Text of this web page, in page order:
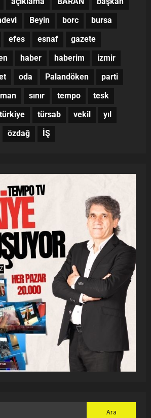
Beyin borc
bursa
efes esnaf
gazete
haber haberim
izmir
oda Palandöken
parti
sınır tempo
tesk
türkiye türsab vekil
yıl
özdağ İŞ